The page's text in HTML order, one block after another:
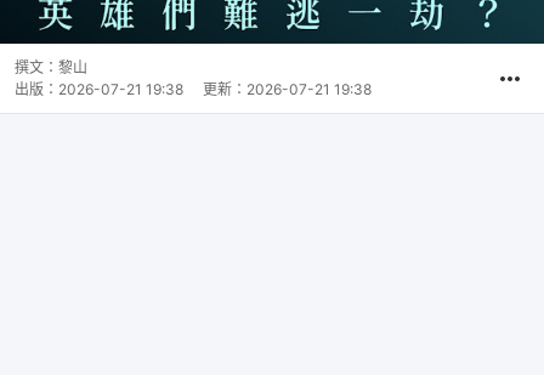
撰文： 黎山
出版： 2026-07-21 19:38 更新： 2026-07-21 19:38